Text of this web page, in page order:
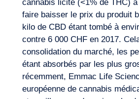
Journal de Bord
cannabis licite (<1% de THC)
faire baisser le prix du produit
kilo de CBD étant tombé à
contre 6 000 CHF en 2017.
consolidation du marché, les
étant absorbés par les plus
récemment, Emmac Life
européenne de cannabis